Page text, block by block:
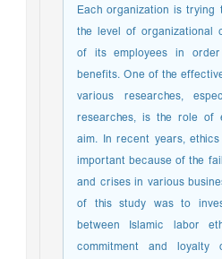
Each organization is
the level of organizational
of its employees in
benefits. One of the
various researches,
researches, is the role of
aim. In recent years,
important because of the
and crises in various
of this study was to
between Islamic labor
commitment and